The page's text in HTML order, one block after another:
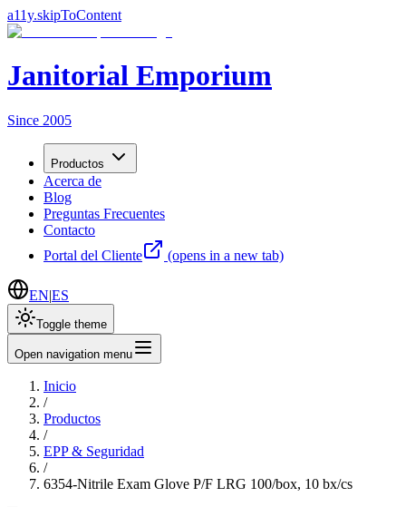
a11y.skipToContent
Janitorial Emporium
Since 2005
Productos
Acerca de
Blog
Preguntas Frecuentes
Contacto
Portal del Cliente
(opens in a new tab)
EN|ES
Toggle theme
Open navigation menu
Inicio
/
Productos
/
EPP & Seguridad
/
6354-Nitrile Exam Glove P/F LRG 100/box, 10 bx/cs